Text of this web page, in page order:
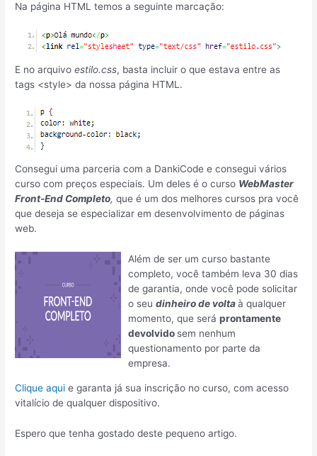
Na página HTML temos a seguinte marcação:
E no arquivoestilo.css, basta incluir o que estava entre as
tags <style> da nossa página HTML.
Consegui uma parceria com a DankiCode e consegui vários
curso com preços especiais. Um deles é o curso WebMaster
Front-End Completo,que é um dos melhores cursos pra você
que deseja se especializar em desenvolvimento de páginas
web.
Além de ser um curso bastante
completo, você também leva 30 dias
de garantia, onde você pode solicitar
o seudinheiro de voltaà qualquer
momento, que seráprontamente
devolvido sem nenhum
questionamento por parte da
empresa.
Clique aqui e garanta já sua inscrição no curso, com acesso
vitalício de qualquer dispositivo.
Espero que tenha gostado deste pequeno artigo.